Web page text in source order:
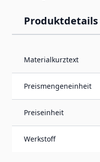
Produktdetails
Materialkurztext
Preismengeneinheit
Preiseinheit
Werkstoff